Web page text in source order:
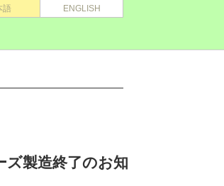
語 ENGLISH
ズ製造終了のお知